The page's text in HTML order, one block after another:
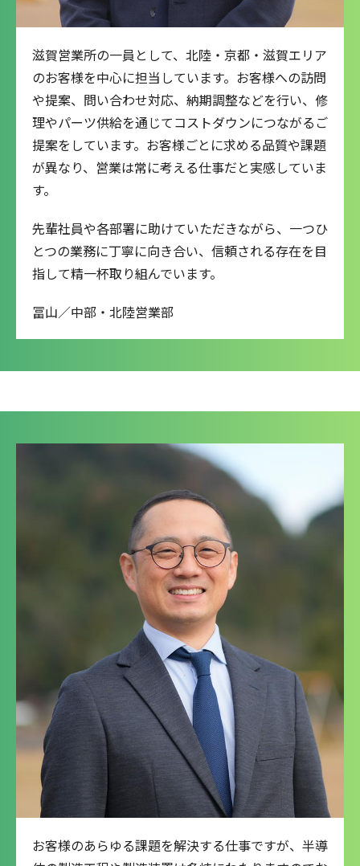
滋賀営業所の一員として、北陸・京都・滋賀エリア
のお客様を中心に担当しています。お客様への訪問
や提案、問い合わせ対応、納期調整などを行い、修
理やパーツ供給を通じてコストダウンにつながるご
提案をしています。お客様ごとに求める品質や課題
が異なり、営業は常に考える仕事だと実感していま
す。
先輩社員や各部署に助けていただきながら、一つひ
とつの業務に丁寧に向き合い、信頼される存在を目
指して精一杯取り組んでいます。
冨山／中部・北陸営業部
お客様のあらゆる課題を解決する仕事ですが、半導